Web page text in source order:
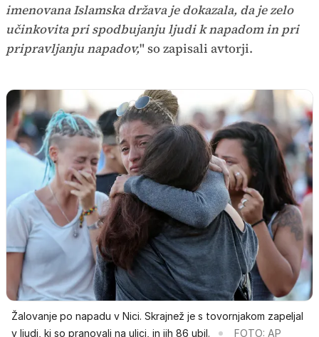
imenovana Islamska država je dokazala, da je zelo
učinkovita pri spodbujanju ljudi k napadom in pri
pripravljanju napadov," so zapisali avtorji.
Žalovanje po napadu v Nici. Skrajnež je s tovornjakom zapeljal
v ljudi, ki so pranovali na ulici, in jih 86 ubil.
FOTO: AP